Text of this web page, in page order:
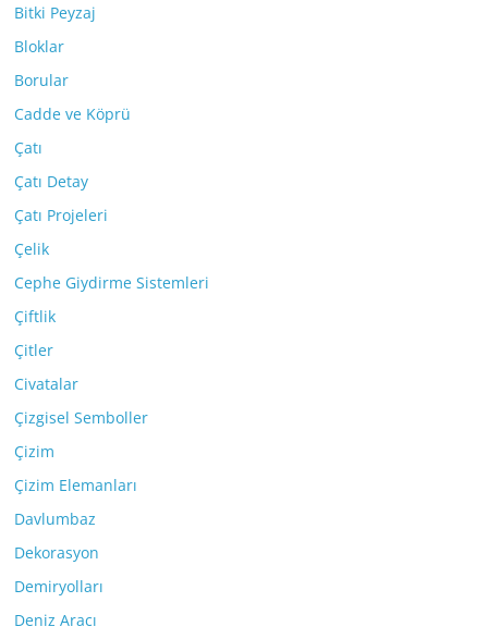
Bitki Peyzaj
Bloklar
Borular
Cadde ve Köprü
Çatı
Çatı Detay
Çatı Projeleri
Çelik
Cephe Giydirme Sistemleri
Çiftlik
Çitler
Civatalar
Çizgisel Semboller
Çizim
Çizim Elemanları
Davlumbaz
Dekorasyon
Demiryolları
Deniz Aracı